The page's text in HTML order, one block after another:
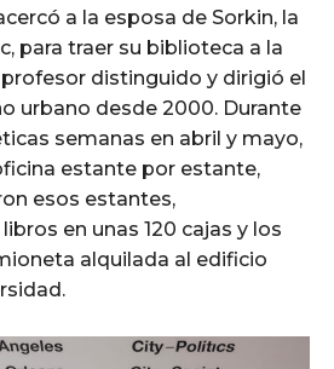
a la esposa de Sorkin, la
para traer su biblioteca a la
distinguido y dirigió el
urbano desde 2000. Durante
semanas en abril y mayo,
estante por estante,
esos estantes,
en unas 120 cajas y los
alquilada al edificio